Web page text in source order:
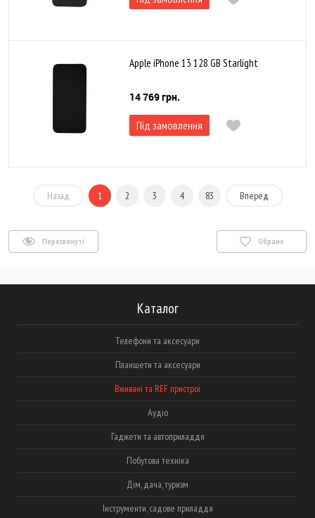
Apple iPhone 13 128 GB Starlight
14 769 грн.
Під замовлення
Назад 1 2 3 4 83 Вперед
Переглянуті Обране
Каталог
Телефони та аксесуари
Планшети та аксесуари
Вживані та REF пристрої
Аудіо
Гаджети та автоприладдя
Побутова техніка
Дім, дача, туризм
Інструменти, садове приладдя